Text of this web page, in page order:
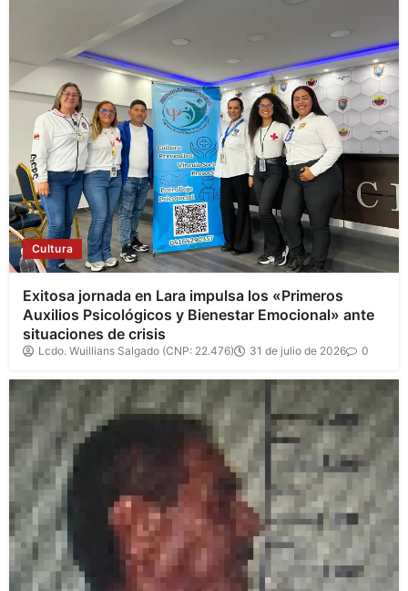
Cultura
Exitosa jornada en Lara impulsa los «Primeros
Auxilios Psicológicos y Bienestar Emocional» ante
situaciones de crisis
Lcdo. Wuillians Salgado (CNP: 22.476) 31 de julio de 2026 0